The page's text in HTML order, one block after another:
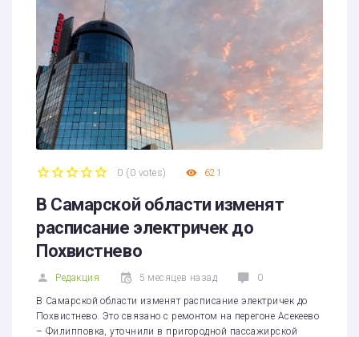
0 ( 0 votes) 621
В Самарской области изменят
расписание электричек до
Похвистнево
Редакция 5 месяцев назад 0
В Самарской области изменят расписание электричек до
Похвистнево. Это связано с ремонтом на перегоне Асекеево
– Филипповка, уточнили в пригородной пассажирской